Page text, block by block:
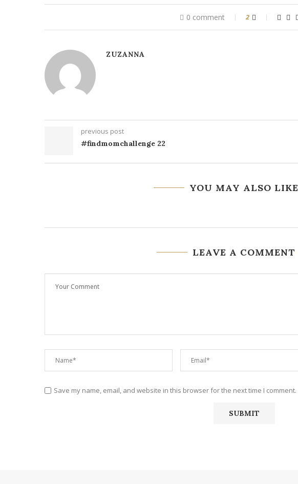
0 comment 2
ZUZANNA
previous post
#findmomchallenge 22
YOU MAY ALSO LIKE
LEAVE A COMMENT
Save my name, email, and website in this browser for the next time I comment.